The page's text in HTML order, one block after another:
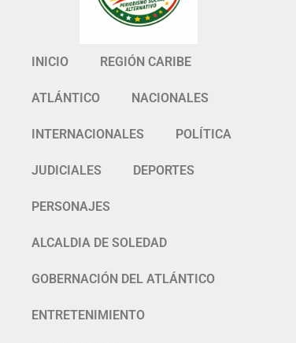
INICIO REGIÓN CARIBE
ATLÁNTICO NACIONALES
INTERNACIONALES POLÍTICA
JUDICIALES DEPORTES
PERSONAJES
ALCALDIA DE SOLEDAD
GOBERNACIÓN DEL ATLÁNTICO
ENTRETENIMIENTO